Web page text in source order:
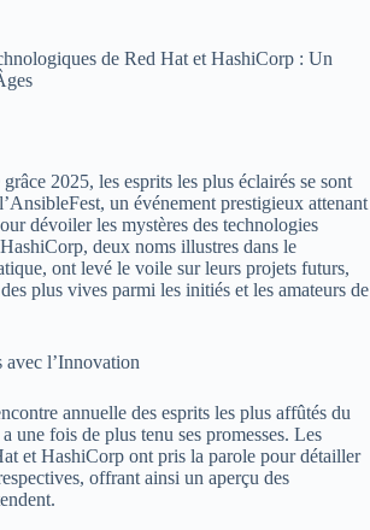
de Red Hat et HashiCorp : Un
2025, les esprits les plus éclairés se sont
un événement prestigieux attenant
dévoiler les mystères des technologies
deux noms illustres dans le
ont levé le voile sur leurs projets futurs,
plus vives parmi les initiés et les amateurs de
l’Innovation
annuelle des esprits les plus affûtés du
une fois de plus tenu ses promesses. Les
et HashiCorp ont pris la parole pour détailler
offrant ainsi un aperçu des